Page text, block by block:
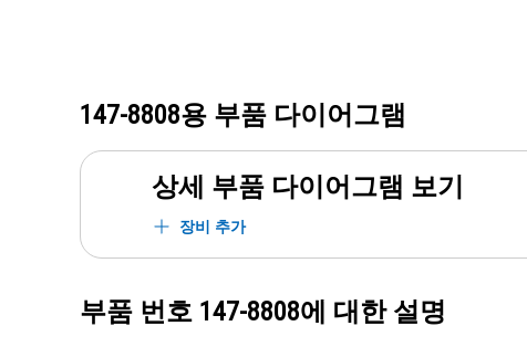
147-8808용 부품 다이어그램
상세 부품 다이어그램 보기
장비 추가
부품 번호 147-8808에 대한 설명